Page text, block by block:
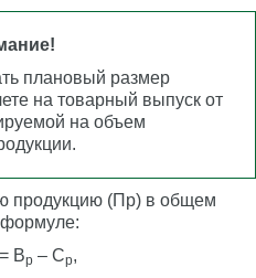
плановый размер
на товарный выпуск от
на объем
продукцию (Пр) в общем
формуле:
= Вр – Ср,